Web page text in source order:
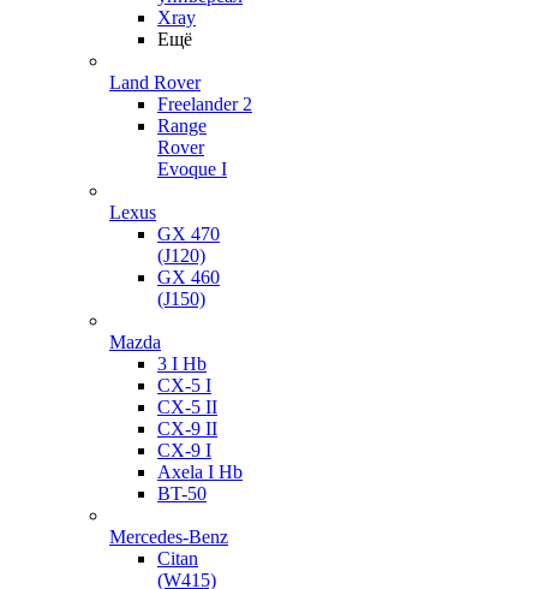
Xray
Ещё
Land Rover
Freelander 2
Range
Rover
Evoque I
Lexus
GX 470
(J120)
GX 460
(J150)
Mazda
3 I Hb
CX-5 I
CX-5 II
CX-9 II
CX-9 I
Axela I Hb
BT-50
Mercedes-Benz
Citan
(W415)